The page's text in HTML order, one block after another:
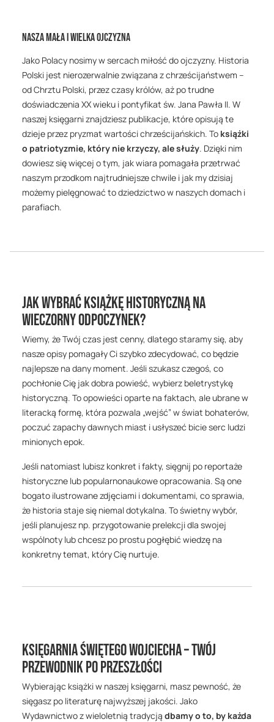
Nasza mała i wielka ojczyzna
Jako Polacy nosimy w sercach miłość do ojczyzny. Historia
Polski jest nierozerwalnie związana z chrześcijaństwem –
od Chrztu Polski, przez czasy królów, aż po trudne
doświadczenia XX wieku i pontyfikat św. Jana Pawła II. W
naszej księgarni znajdziesz publikacje, które opisują te
dzieje przez pryzmat wartości chrześcijańskich. To książki
o patriotyzmie, który nie krzyczy, ale służy. Dzięki nim
dowiesz się więcej o tym, jak wiara pomagała przetrwać
naszym przodkom najtrudniejsze chwile i jak my dzisiaj
możemy pielęgnować to dziedzictwo w naszych domach i
parafiach.
Jak wybrać książkę historyczną na
wieczorny odpoczynek?
Wiemy, że Twój czas jest cenny, dlatego staramy się, aby
nasze opisy pomagały Ci szybko zdecydować, co będzie
najlepsze na dany moment. Jeśli szukasz czegoś, co
pochłonie Cię jak dobra powieść, wybierz beletrystykę
historyczną. To opowieści oparte na faktach, ale ubrane w
literacką formę, która pozwala „wejść” w świat bohaterów,
poczuć zapachy dawnych miast i usłyszeć bicie serc ludzi
minionych epok.
Jeśli natomiast lubisz konkret i fakty, sięgnij po reportaże
historyczne lub popularnonaukowe opracowania. Są one
bogato ilustrowane zdjęciami i dokumentami, co sprawia,
że historia staje się niemal dotykalna. To świetny wybór,
jeśli planujesz np. przygotowanie prelekcji dla swojej
wspólnoty lub chcesz po prostu pogłębić wiedzę na
konkretny temat, który Cię nurtuje.
Księgarnia Świętego Wojciecha – Twój
przewodnik po przeszłości
Wybierając książki w naszej księgarni, masz pewność, że
sięgasz po literaturę najwyższej jakości. Jako
Wydawnictwo z wieloletnią tradycją dbamy o to, by każda